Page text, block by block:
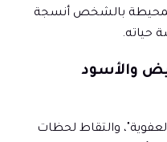
المحيطة بالشخص أنسجة
حياته.
والأسود
والتقاط لحظات